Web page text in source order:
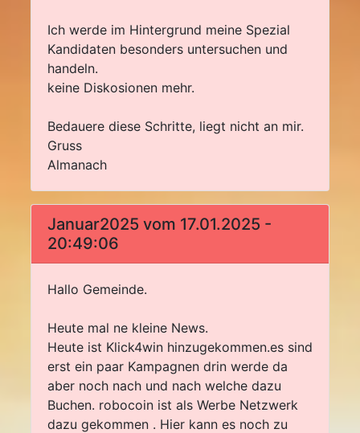
Ich werde im Hintergrund meine Spezial
Kandidaten besonders untersuchen und
handeln.
keine Diskosionen mehr.
Bedauere diese Schritte, liegt nicht an mir.
Gruss
Almanach
Januar2025 vom 17.01.2025 -
20:49:06
Hallo Gemeinde.
Heute mal ne kleine News.
Heute ist Klick4win hinzugekommen.es sind
erst ein paar Kampagnen drin werde da
aber noch nach und nach welche dazu
Buchen. robocoin ist als Werbe Netzwerk
dazu gekommen . Hier kann es noch zu